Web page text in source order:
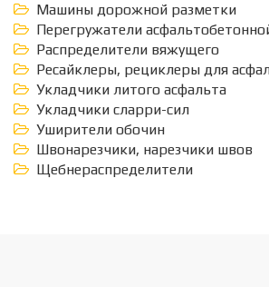
Машины дорожной разметки
Перегружатели
Распределители вяжущего
Ресайклеры, рециклеры для
Укладчики литого асфальта
Укладчики сларри-сил
Уширители обочин
Швонарезчики, нарезчики швов
Щебнераспределители